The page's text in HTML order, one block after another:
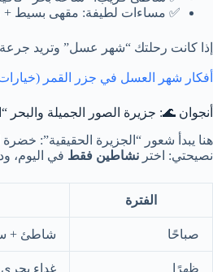
✅ مساءات لطيفة: مقهى بسيط +
إذا كانت رحلتك “شهر عسل” وتريد جرعة
أفكار شهر العسل في جزر القمر
أنجوان 🌊: جزيرة الصور الجميلة والبحر
هنا يبدأ شعور “الجزيرة الحقيقية”:
نصيحتي: اختر نشاطين فقط في اليوم،
الفترة
صباحًا شاطئ +
ظهرًا غداء